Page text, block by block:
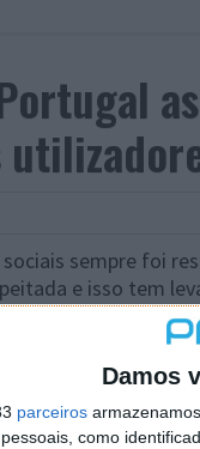
Damos
parceiros
como
sempre foi
e isso tem
procuradas
em
a idade dos